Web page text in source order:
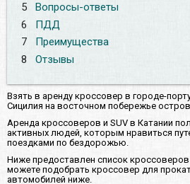
5
Вопросы-ответы
6
ПДД
7
Преимущества
8
Отзывы
Взять в аренду кроссовер в городе-
Сицилия на восточном побережье
Аренда кроссоверов и SUV в Катании
активных людей, которым нравиться
поездками по бездорожью.
Ниже предоставлен список
можете подобрать кроссовер для
автомобилей ниже.